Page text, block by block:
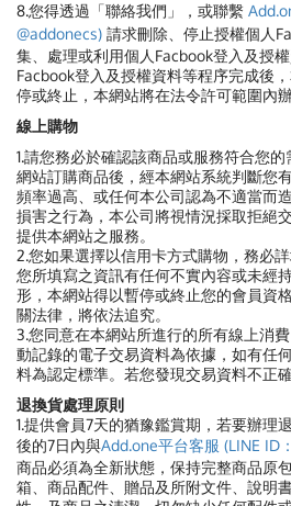
8.您得透過「聯絡我們」，或聯繫
@addonecs) 請求刪除、停止授權個人
集、處理或利用個人Facbook登入及授
Facbook登入及授權資料等程序完成後
停或終止，本網站將在法令許可範圍內
線上購物
1.請您務必於確認該商品或服務符合您
網站訂購商品後，經本網站系統判斷您
頻率過高、或任何本公司認為不適當而
損害之行為，本公司將視情況採取拒絕
提供本網站之服務。
2.您如果選擇以信用卡方式購物，務必
您所填寫之資訊有任何不實內容或未經
形，本網站得以暫停或終止您的會員資
關法律，將依法追究。
3.您同意在本網站所進行的所有線上消
動記錄的電子交易資料為依據，如有任
料為認定標準。若您發現交易資料不正
退換貨處理原則
1.提供會員7天的猶豫鑑賞期，若要辦理
後的7日內與Add.one平台客服 (LINE ID
商品必須為全新狀態，保持完整商品原
箱、商品配件、贈品及所附文件、說明